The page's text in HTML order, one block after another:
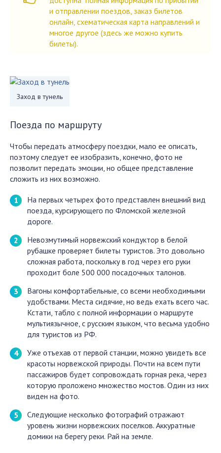
и отправлении поездов, заказ билетов
онлайн, схематическая карта направлений и
многое другое (здесь же можно купить
билеты).
Заход в тунель
Поезда по маршруту
Чтобы передать атмосферу поездки, мало ее описать,
поэтому следует ее изобразить, конечно, фото не
позволит передать эмоции, но общее представление
сложить из них возможно.
На первых четырех фото представлен внешний вид
поезда, курсирующего по Фломской железной
дороге.
Невозмутимый норвежский кондуктор в белой
рубашке проверяет билеты туристов. Это довольно
сложная работа, поскольку в год через его руки
проходит боле 500 000 посадочных талонов.
Вагоны комфортабельные, со всеми необходимыми
удобствами. Места сидячие, но ведь ехать всего час.
Кстати, табло с полной информации о маршруте
мультиязычное, с русским языком, что весьма удобно
для туристов из РФ.
Уже отъехав от первой станции, можно увидеть все
красоты норвежской природы. Почти на всем пути
пассажиров будет сопровождать горная река, через
которую проложено множество мостов. Один из них
виден на фото.
Следующие несколько фотографий отражают
уровень жизни норвежских поселков. Аккуратные
домики на берегу реки. Рай на земле.